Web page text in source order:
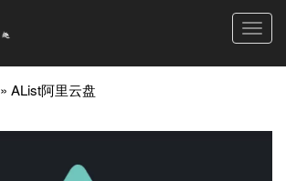
»AList阿里云盘